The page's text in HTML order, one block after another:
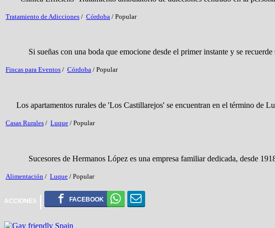
Tratamiento de Adicciones / Córdoba / Popular
Si sueñas con una boda que emocione desde el primer instante y se recuerde
Fincas para Eventos / Córdoba / Popular
Los apartamentos rurales de 'Los Castillarejos' se encuentran en el término de
Casas Rurales / Luque / Popular
Sucesores de Hermanos López es una empresa familiar dedicada, desde
Alimentación / Luque / Popular